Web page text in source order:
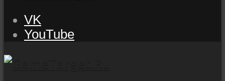
VK
YouTube